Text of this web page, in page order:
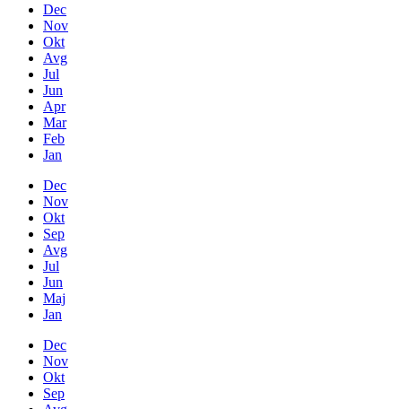
Dec
Nov
Okt
Avg
Jul
Jun
Apr
Mar
Feb
Jan
Dec
Nov
Okt
Sep
Avg
Jul
Jun
Maj
Jan
Dec
Nov
Okt
Sep